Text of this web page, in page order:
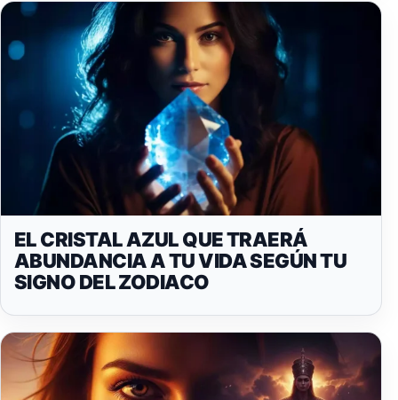
EL CRISTAL AZUL QUE TRAERÁ
ABUNDANCIA A TU VIDA SEGÚN TU
SIGNO DEL ZODIACO